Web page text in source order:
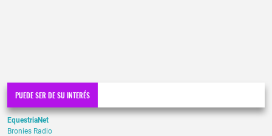
PUEDE SER DE SU INTERÉS
EquestriaNet
Bronies Radio